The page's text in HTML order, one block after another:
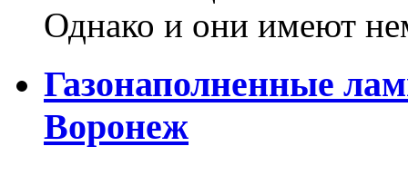
Однако и они имеют
Газонаполненные
Воронеж